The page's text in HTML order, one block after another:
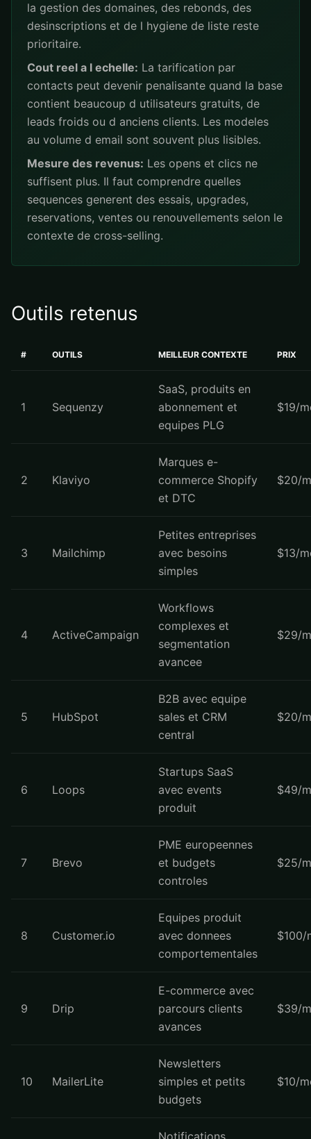
la gestion des domaines, des rebonds, des
desinscriptions et de l hygiene de liste reste
prioritaire.
Cout reel a l echelle: La tarification par
contacts peut devenir penalisante quand la base
contient beaucoup d utilisateurs gratuits, de
leads froids ou d anciens clients. Les modeles
au volume d email sont souvent plus lisibles.
Mesure des revenus: Les opens et clics ne
suffisent plus. Il faut comprendre quelles
sequences generent des essais, upgrades,
reservations, ventes ou renouvellements selon le
contexte de cross-selling.
Outils retenus
# OUTILS MEILLEUR CONTEXTE PRIX
1 Sequenzy
SaaS, produits en
abonnement et
equipes PLG
$19/
2 Klaviyo
Marques e-
commerce Shopify
et DTC
$20/
3 Mailchimp
Petites entreprises
avec besoins
simples
$13/
4 ActiveCampaign
Workflows
complexes et
segmentation
avancee
$29/
5 HubSpot
B2B avec equipe
sales et CRM
central
$20/
6 Loops
Startups SaaS
avec events
produit
$49/
7 Brevo
PME europeennes
et budgets
controles
$25/
8 Customer.io
Equipes produit
avec donnees
comportementales
$100/
9 Drip
E-commerce avec
parcours clients
avances
$39/
10 MailerLite
Newsletters
simples et petits
budgets
$10/
Notifications